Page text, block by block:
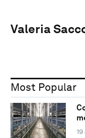
Valeria
Most Popular